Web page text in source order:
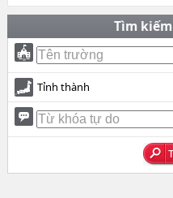
Tìm
Tỉnh thành